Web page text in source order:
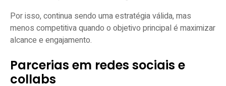
Por isso, continua sendo uma estratégia válida, mas
menos competitiva quando o objetivo principal é maximizar
alcance e engajamento.
Parcerias em redes sociais e
collabs